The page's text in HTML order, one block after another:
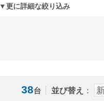
▼更に詳細な絞り込み
38台 並び替え ：